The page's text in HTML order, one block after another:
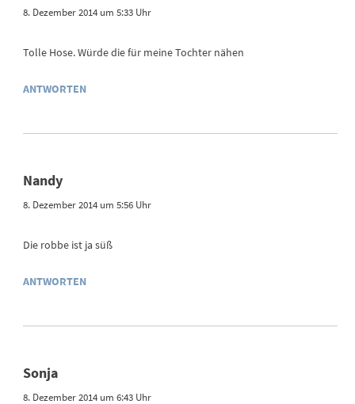
8. Dezember 2014 um 5:33 Uhr
Tolle Hose. Würde die für meine Tochter nähen
ANTWORTEN
Nandy
8. Dezember 2014 um 5:56 Uhr
Die robbe ist ja süß
ANTWORTEN
Sonja
8. Dezember 2014 um 6:43 Uhr